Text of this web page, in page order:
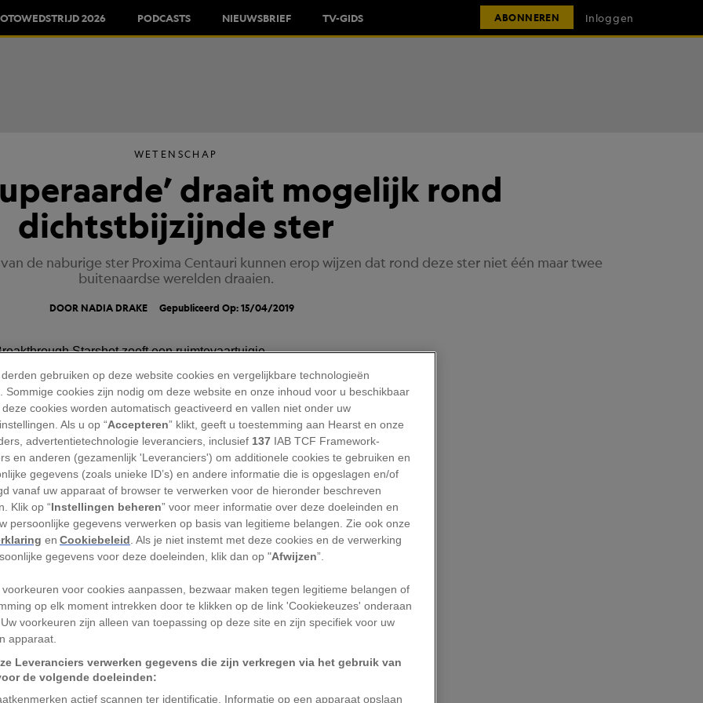
2026 PODCASTS NIEUWSBRIEF TV-GIDS ABONNEREN Inloggen
WETENSCHAP
draait mogelijk rond
dichtstbijzijnde ster
de naburige ster Proxima Centauri kunnen erop wijzen dat rond deze ster niet één maar twee
buitenaardse werelden draaien.
DOOR NADIA DRAKE Gepubliceerd Op: 15/04/2019
SEAN MCNAUGHTON
aarde staat, een kleine rode dwerg
die zich op een afstand van 4,24 lichtjaar
niet één maar twee planeten.
kunnen laten zien dat volgens ons een
Proxima Centauri is, die we Proxima-c
de conferentie ‘Breakthrough
zegt hij. “Het is erg belangrijk om dat te
gebruiken op deze website cookies en vergelijkbare technologieën
Sommige cookies zijn nodig om deze website en onze inhoud voor u beschikbaar
cookies worden automatisch geactiveerd en vallen niet onder uw
Als u op “Accepteren” klikt, geeft u toestemming aan Hearst en onze
advertentietechnologie leveranciers, inclusief 137 IAB TCF Framework-
en anderen (gezamenlijk 'Leveranciers') om additionele cookies te gebruiken en
gegevens (zoals unieke ID’s) en andere informatie die is opgeslagen en/of
vanaf uw apparaat of browser te verwerken voor de hieronder beschreven
Klik op “Instellingen beheren” voor meer informatie over deze doeleinden en
persoonlijke gegevens verwerken op basis van legitieme belangen. Zie ook onze
enCookiebeleid . Als je niet instemt met deze cookies en de verwerking
gegevens voor deze doeleinden, klik dan op "Afwijzen”.
voorkeuren voor cookies aanpassen, bezwaar maken tegen legitieme belangen of
op elk moment intrekken door te klikken op de link 'Cookiekeuzes' onderaan
voorkeuren zijn alleen van toepassing op deze site en zijn specifiek voor uw
apparaat.
Leveranciers verwerken gegevens die zijn verkregen via het gebruik van
de volgende doeleinden:
actief scannen ter identificatie. Informatie op een apparaat opslaan